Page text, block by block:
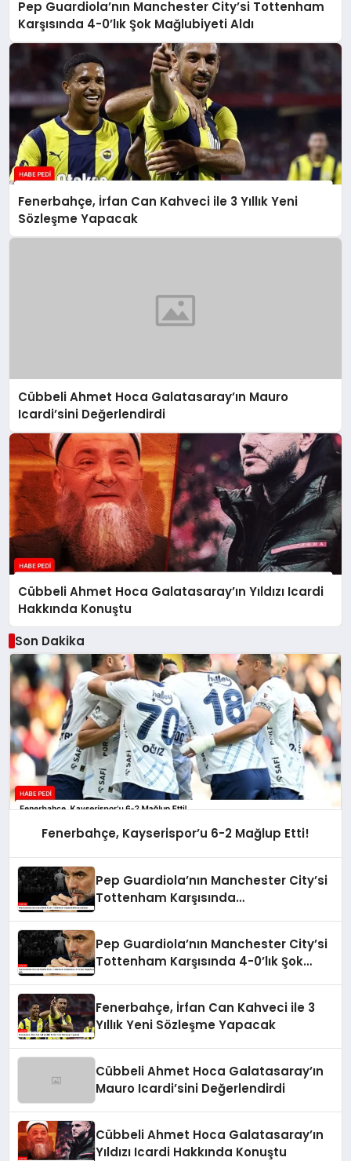
Pep Guardiola’nın Manchester City’si Tottenham
Karşısında 4-0’lık Şok Mağlubiyeti Aldı
Fenerbahçe, İrfan Can Kahveci ile 3 Yıllık Yeni
Sözleşme Yapacak
Cübbeli Ahmet Hoca Galatasaray’ın Mauro
Icardi’sini Değerlendirdi
Cübbeli Ahmet Hoca Galatasaray’ın Yıldızı Icardi
Hakkında Konuştu
Son Dakika
Fenerbahçe, Kayserispor’u 6-2 Mağlup Etti!
Pep Guardiola’nın Manchester City’si
Tottenham Karşısında
Pep Guardiola’nın Manchester City’si
Tottenham Karşısında 4-0’lık Şok
Fenerbahçe, İrfan Can Kahveci ile 3
Yıllık Yeni Sözleşme Yapacak
Cübbeli Ahmet Hoca Galatasaray’ın
Mauro Icardi’sini Değerlendirdi
Cübbeli Ahmet Hoca Galatasaray’ın
Yıldızı Icardi Hakkında Konuştu